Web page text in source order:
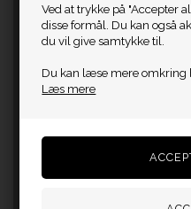
Ved at trykke på "Accepter
disse formål. Du kan også
du vil give samtykke til.
Du kan læse mere omkring
Læs mere